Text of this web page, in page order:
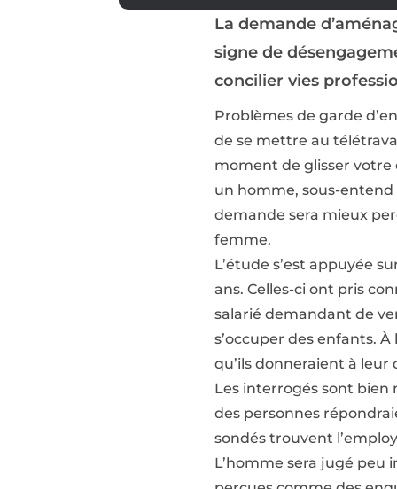
La demande
signe de
concilier vies
Problèmes de garde
de se mettre au
moment de glisser
un homme, sous-entend
demande sera mieux
femme.
L’étude s’est appuyée
ans. Celles-ci ont pris
salarié demandant de
s’occuper des enfants.
qu’ils donneraient à
Les interrogés sont bien
des personnes
sondés trouvent
L’homme sera jugé peu